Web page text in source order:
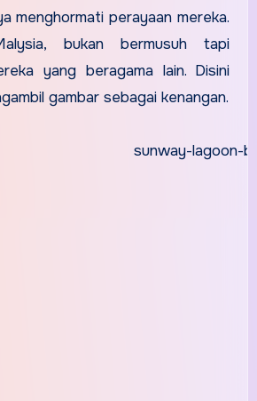
menghormati perayaan mereka.
bukan bermusuh tapi
yang beragama lain. Disini
gambar sebagai kenangan.